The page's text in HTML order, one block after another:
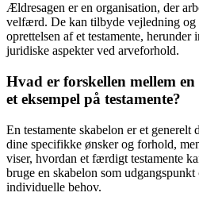
Ældresagen er en organisation, der
velfærd. De kan tilbyde vejledning og
oprettelsen af et testamente,
juridiske aspekter ved arveforhold.
Hvad er forskellen mellem en
et eksempel på testamente?
En testamente skabelon er et generelt
dine specifikke ønsker og forhold,
viser, hvordan et færdigt testamente
bruge en skabelon som
individuelle behov.